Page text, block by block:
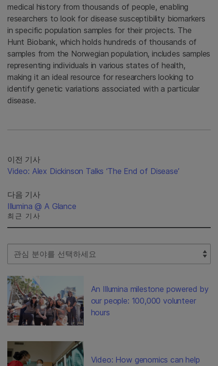
medical history from thousands of people, enabling
researchers to look for disease susceptibility biomarkers
in specific population samples for their projects. The
Hunt Biobank, which holds hundreds of thousands of
samples from the Norwegian population, includes samples
representing individuals in various states of health,
making it an ideal resource for researchers looking to
identify genetic variations associated with a particular
disease.
이전 기사
Video: Alex Dickinson Talks ‘The End of Disease’
다음 기사
Illumina @ A Glance
최근 기사
Select Filter
An Illumina milestone powered by
our people: 100,000 volunteer
hours
Video: How genomics can help